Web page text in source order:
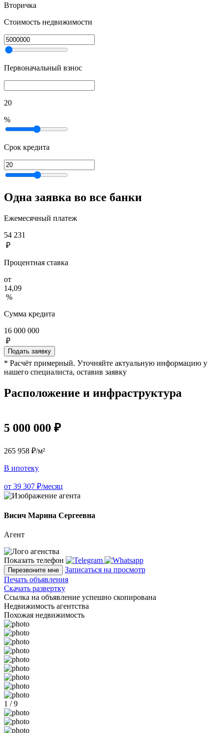
Вторичка
Стоимость недвижимости
Первоначальный взнос
20
%
Срок кредита
Одна заявка во все банки
Ежемесячный платеж
54 231
₽
Процентная ставка
от
14,09
%
Сумма кредита
16 000 000
₽
Подать заявку
* Расчёт примерный. Уточняйте актуальную информацию у
нашего специалиста, оставив заявку
Расположение и инфраструктура
5 000 000 ₽
265 958 ₽/м²
В ипотеку
от 39 307 ₽/месяц
Висич Марина Сергеевна
Агент
Показать телефон
Перезвоните мне
Записаться на просмотр
Печать объявления
Скачать развертку
Ссылка на объявление успешно скопирована
Недвижимость агентства
Похожая недвижимость
1 / 9